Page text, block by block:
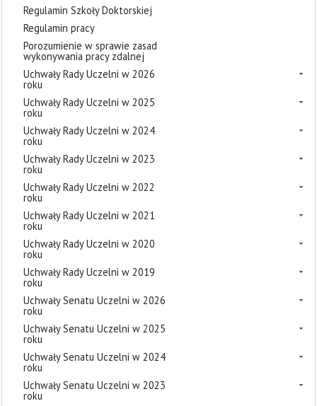
Regulamin Szkoły Doktorskiej
Regulamin pracy
Porozumienie w sprawie zasad
wykonywania pracy zdalnej
Uchwały Rady Uczelni w 2026
roku
Uchwały Rady Uczelni w 2025
roku
Uchwały Rady Uczelni w 2024
roku
Uchwały Rady Uczelni w 2023
roku
Uchwały Rady Uczelni w 2022
roku
Uchwały Rady Uczelni w 2021
roku
Uchwały Rady Uczelni w 2020
roku
Uchwały Rady Uczelni w 2019
roku
Uchwały Senatu Uczelni w 2026
roku
Uchwały Senatu Uczelni w 2025
roku
Uchwały Senatu Uczelni w 2024
roku
Uchwały Senatu Uczelni w 2023
roku